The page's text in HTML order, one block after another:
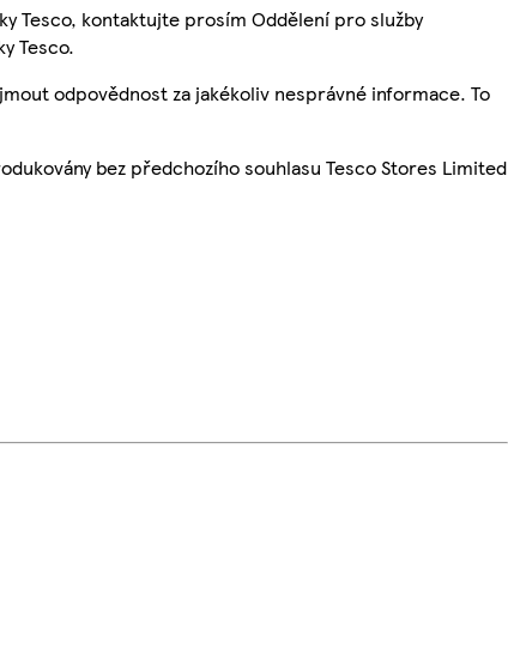
Tesco, kontaktujte prosím Oddělení pro služby
Tesco.
odpovědnost za jakékoliv nesprávné informace. To
bez předchozího souhlasu Tesco Stores Limited